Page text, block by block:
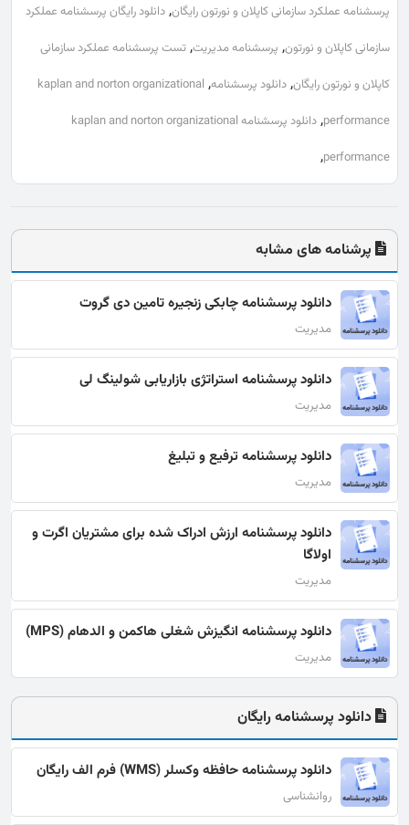
پرسشنامه عملکرد سازمانی کاپلان و نورتون رایگان, دانلود رایگان پرسشنامه عملکرد
سازمانی کاپلان و نورتون, پرسشنامه مدیریت, تست پرسشنامه عملکرد سازمانی
کاپلان و نورتون رایگان, دانلود پرسشنامه,
kaplan and norton organizational
performance
,
دانلود پرسشنامه kaplan and norton organizational
performance
,
پرشنامه های مشابه
دانلود پرسشنامه چابکی زنجیره تامین دی گروت
مدیریت
دانلود پرسشنامه استراتژی بازاریابی شولینگ لی
مدیریت
دانلود پرسشنامه ترفیع و تبلیغ
مدیریت
دانلود پرسشنامه ارزش ادراک شده برای مشتریان اگرت و
اولاگا
مدیریت
دانلود پرسشنامه انگیزش شغلی هاکمن و الدهام (MPS)
مدیریت
دانلود پرسشنامه رایگان
دانلود پرسشنامه حافظه وکسلر (WMS) فرم الف رایگان
روانشناسی